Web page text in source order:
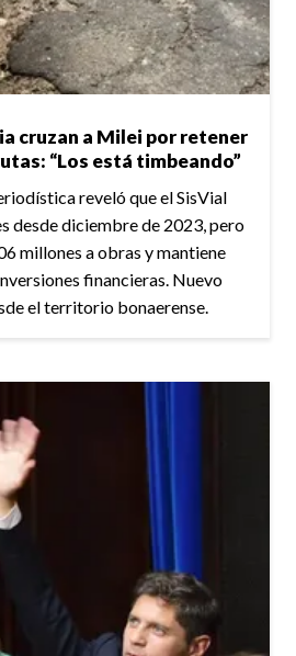
cruzan a Milei por retener
“Los está timbeando”
reveló que el SisVial
desde diciembre de 2023, pero
millones a obras y mantiene
financieras. Nuevo
el territorio bonaerense.